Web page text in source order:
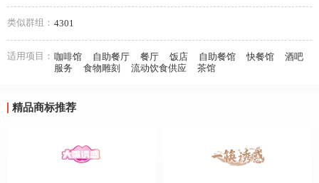
类似群组： 4301
适用项目： 咖啡馆 自助餐厅 餐厅 饭店 自助餐馆 快餐馆
酒吧
服务
食物雕刻 流动饮食供应 茶馆
精品商标推荐